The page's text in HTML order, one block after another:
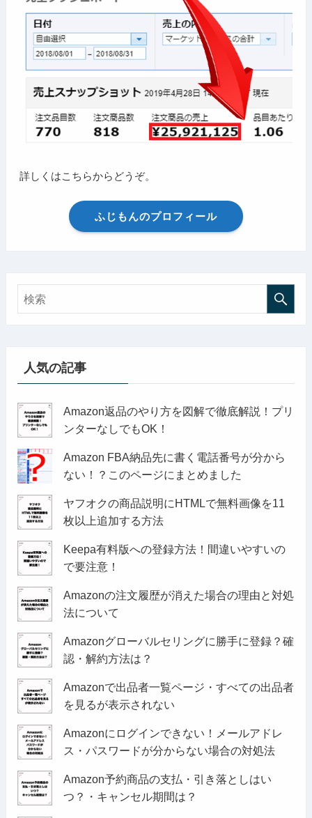
詳しくはこちらからどうぞ。
ふじもんのプロフィール
人気の記事
Amazon返品のやり方を図解で徹底解説！プリ
ンターなしでもOK！
Amazon FBA納品先に書く電話番号が分から
ない！？このページにまとめました
ヤフオクの商品説明にHTMLで無料画像を11
枚以上追加する方法
Keepa有料版への登録方法！間違いやすいの
で要注意！
Amazonの注文履歴が消えた場合の理由と対処
法について
Amazonグローバルセリングに勝手に登録？確
認・解約方法は？
Amazonで出品者一覧ページ・すべての出品者
を見るが表示されない
Amazonにログインできない！メールアドレ
ス・パスワードが分からない場合の対処法
Amazon予約商品の支払・引き落としはい
つ？・キャンセル期間は？